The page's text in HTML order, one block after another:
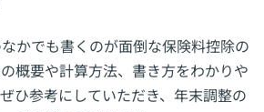
かでも書くのが面倒な保険料控除の
概要や計算方法、書き方をわかりや
ひ参考にしていただき、年末調整の